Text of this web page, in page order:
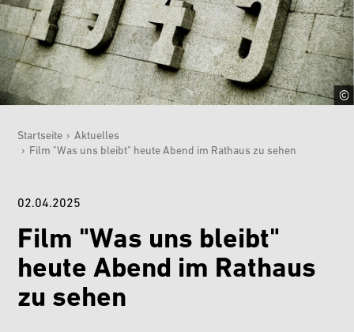
Sie sind hier:
Startseite › Aktuelles
› Film "Was uns bleibt" heute Abend im Rathaus zu sehen
02.04.2025
Film "Was uns bleibt"
heute Abend im Rathaus
zu sehen